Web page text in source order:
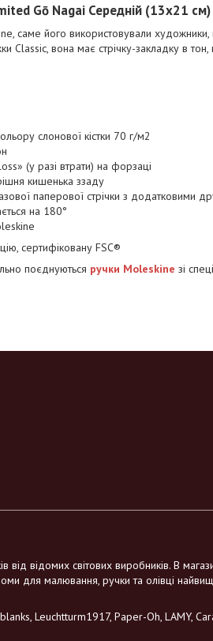
Gō Nagai Середній (13х21
саме його використовували
Classic, вона має стрічку-закладку в
слонової кістки 70 г/м2
(у разі втрати) на форзаці
кишенька ззаду
паперової стрічки з додатковими
на 180°
сертифіковану FSC®
поєднуються ручки Moleskine зі
від відомих світових виробників. В
для малювання, ручки та олівці
Leuchtturm1917, Paper-Oh, LAMY,